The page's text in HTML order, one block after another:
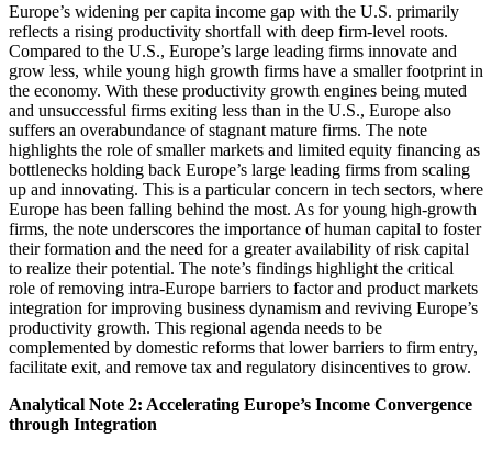
Europe’s widening per capita income gap with the U.S. primarily
reflects a rising productivity shortfall with deep firm-level roots.
Compared to the U.S., Europe’s large leading firms innovate and
grow less, while young high growth firms have a smaller footprint in
the economy. With these productivity growth engines being muted
and unsuccessful firms exiting less than in the U.S., Europe also
suffers an overabundance of stagnant mature firms. The note
highlights the role of smaller markets and limited equity financing as
bottlenecks holding back Europe’s large leading firms from scaling
up and innovating. This is a particular concern in tech sectors, where
Europe has been falling behind the most. As for young high-growth
firms, the note underscores the importance of human capital to foster
their formation and the need for a greater availability of risk capital
to realize their potential. The note’s findings highlight the critical
role of removing intra-Europe barriers to factor and product markets
integration for improving business dynamism and reviving Europe’s
productivity growth. This regional agenda needs to be
complemented by domestic reforms that lower barriers to firm entry,
facilitate exit, and remove tax and regulatory disincentives to grow.
Analytical Note 2: Accelerating Europe’s Income Convergence
through Integration